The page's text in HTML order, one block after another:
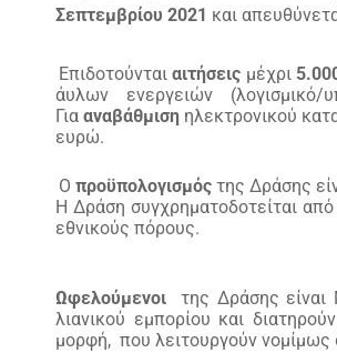
Σεπτεμβρίου 2021 και
Επιδοτούνταιαιτήσεις μέχρι
άυλων ενεργειών
Για αναβάθμιση ηλεκτρονικού
ευρώ.
Ο προϋπολογισμός της Δράσης
Η Δράση συγχρηματοδοτείται
εθνικούς πόρους.
Ωφελούμενοι
της Δράσης είναι
λιανικού εμπορίου και
μορφή, που λειτουργούν νομίμως